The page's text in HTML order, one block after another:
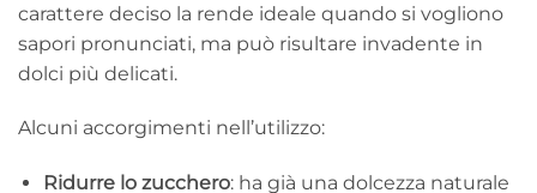
carattere deciso la rende ideale quando si vogliono
sapori pronunciati, ma può risultare invadente in
dolci più delicati.
Alcuni accorgimenti nell’utilizzo:
Ridurre lo zucchero: ha già una dolcezza naturale